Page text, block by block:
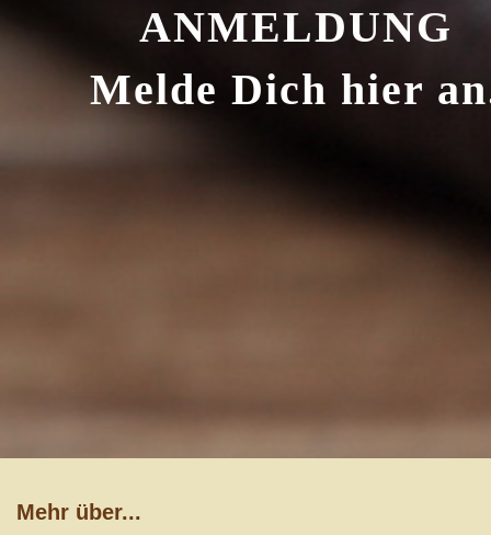
ANMELDUNG
Melde Dich hier
Mehr über...